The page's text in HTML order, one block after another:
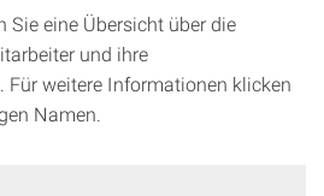
Sie eine Übersicht über die
und ihre
Für weitere Informationen klicken
Namen.